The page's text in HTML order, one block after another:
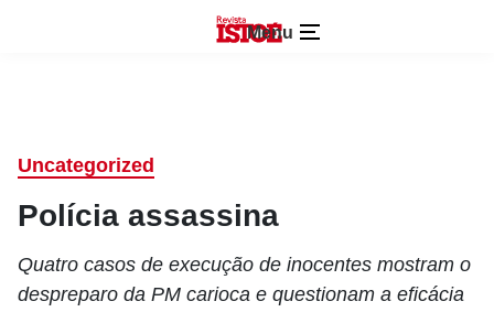
Menu
Uncategorized
Polícia assassina
Quatro casos de execução de inocentes mostram o
despreparo da PM carioca e questionam a eficácia